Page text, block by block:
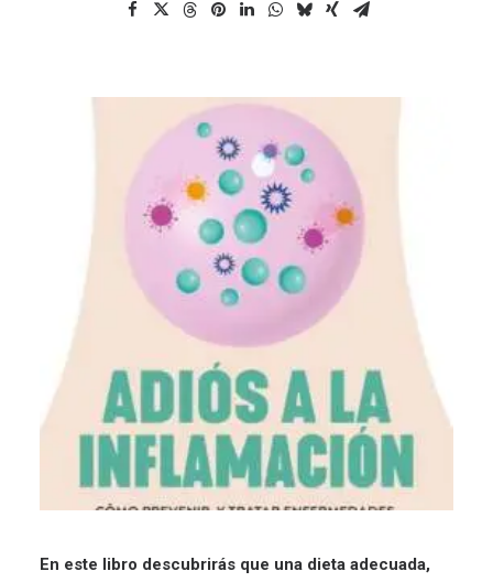
En este libro descubrirás que una dieta adecuada,